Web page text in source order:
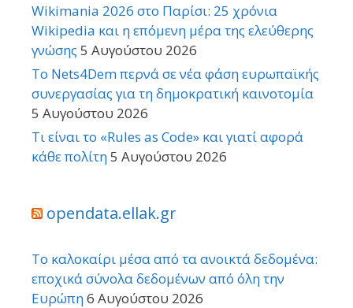
Wikimania 2026 στο Παρίσι: 25 χρόνια
Wikipedia και η επόμενη μέρα της ελεύθερης
γνώσης 5 Αυγούστου 2026
Το Nets4Dem περνά σε νέα φάση ευρωπαϊκής
συνεργασίας για τη δημοκρατική καινοτομία
5 Αυγούστου 2026
Τι είναι το «Rules as Code» και γιατί αφορά
κάθε πολίτη5 Αυγούστου 2026
opendata.ellak.gr
Το καλοκαίρι μέσα από τα ανοικτά δεδομένα:
εποχικά σύνολα δεδομένων από όλη την
Ευρώπη6 Αυγούστου 2026